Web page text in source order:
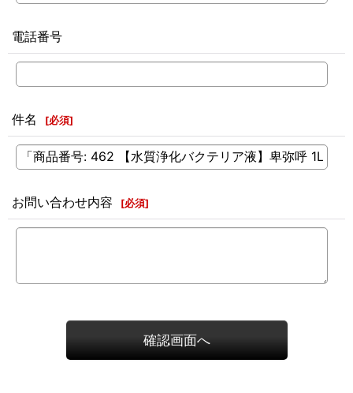
電話番号
件名 [必須]
お問い合わせ内容 [必須]
確認画面へ